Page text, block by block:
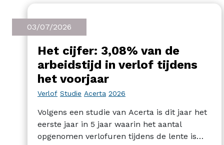
03/07/2026
Het cijfer: 3,08% van de
arbeidstijd in verlof tijdens
het voorjaar
Verlof Studie Acerta 2026
Volgens een studie van Acerta is dit jaar het
eerste jaar in 5 jaar waarin het aantal
opgenomen verlofuren tijdens de lente is